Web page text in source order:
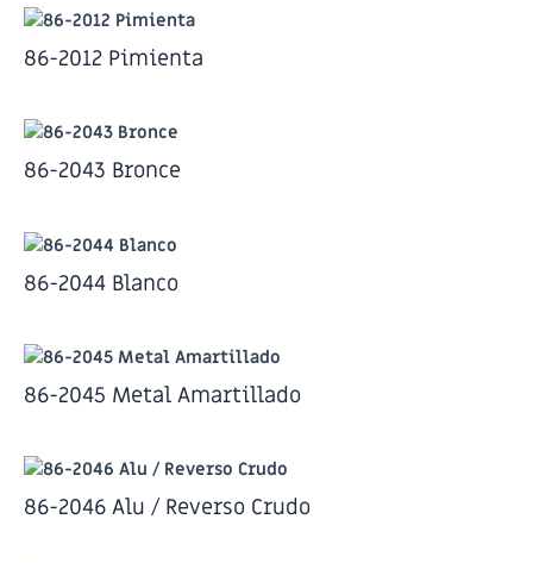
86-2012 Pimienta
86-2043 Bronce
86-2044 Blanco
86-2045 Metal Amartillado
86-2046 Alu / Reverso Crudo